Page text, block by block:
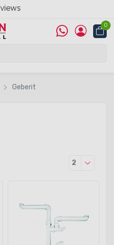
0
Geberit
2